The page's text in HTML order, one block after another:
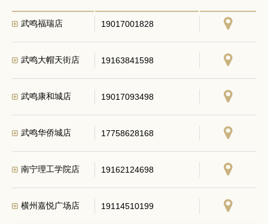
武鸣福瑞店 19017001828
武鸣大帽天街店 19163841598
武鸣康和城店 19017093498
武鸣华侨城店 17758628168
南宁理工学院店 19162124698
横州嘉悦广场店 19114510199